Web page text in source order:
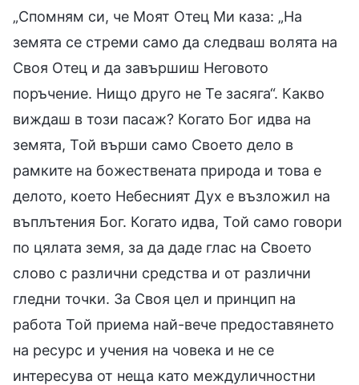
„Спомням си, че Моят Отец Ми каза: „На
земята се стреми само да следваш волята на
Своя Отец и да завършиш Неговото
поръчение. Нищо друго не Те засяга“. Какво
виждаш в този пасаж? Когато Бог идва на
земята, Той върши само Своето дело в
рамките на божествената природа и това е
делото, което Небесният Дух е възложил на
въплътения Бог. Когато идва, Той само говори
по цялата земя, за да даде глас на Своето
слово с различни средства и от различни
гледни точки. За Своя цел и принцип на
работа Той приема най-вече предоставянето
на ресурс и учения на човека и не се
интересува от неща като междуличностни